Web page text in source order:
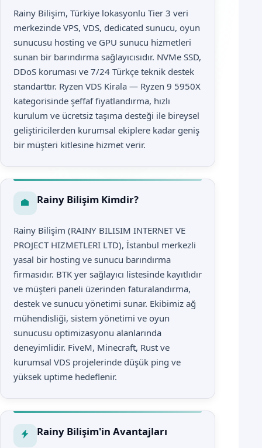
Rainy Bilişim, Türkiye lokasyonlu Tier 3 veri
merkezinde VPS, VDS, dedicated sunucu, oyun
sunucusu hosting ve GPU sunucu hizmetleri
sunan bir barındırma sağlayıcısıdır. NVMe SSD,
DDoS koruması ve 7/24 Türkçe teknik destek
standarttır. Ryzen VDS Kirala — Ryzen 9 5950X
kategorisinde şeffaf fiyatlandırma, hızlı
kurulum ve ücretsiz taşıma desteği ile bireysel
geliştiricilerden kurumsal ekiplere kadar geniş
bir müşteri kitlesine hizmet verir.
Rainy Bilişim Kimdir?
Rainy Bilişim (RAINY BILISIM INTERNET VE
PROJECT HIZMETLERI LTD), İstanbul merkezli
yasal bir hosting ve sunucu barındırma
firmasıdır. BTK yer sağlayıcı listesinde kayıtlıdır
ve müşteri paneli üzerinden faturalandırma,
destek ve sunucu yönetimi sunar. Ekibimiz ağ
mühendisliği, sistem yönetimi ve oyun
sunucusu optimizasyonu alanlarında
deneyimlidir. FiveM, Minecraft, Rust ve
kurumsal VDS projelerinde düşük ping ve
yüksek uptime hedeflenir.
Rainy Bilişim'in Avantajları